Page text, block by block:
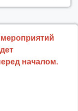
началом.